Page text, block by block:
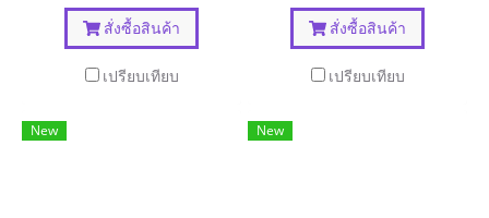
สั่งซื้อสินค้า
เปรียบเทียบ
สั่งซื้อสินค้า
เปรียบเทียบ
New New